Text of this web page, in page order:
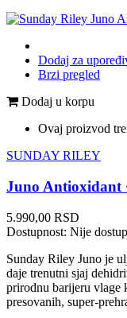
Dodaj za
Brzi pregled
Dodaj u korpu
Ovaj proizvod
SUNDAY RILEY
Juno Antioxidant
Cena
5.990,00 RSD
Dostupnost: Nije
Sunday Riley Juno je
daje trenutni sjaj
prirodnu barijeru vlage
presovanih, super-